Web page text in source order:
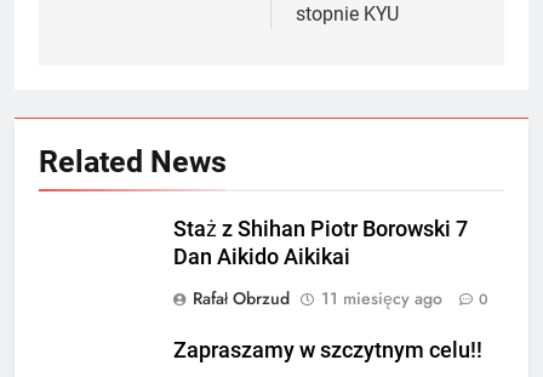
stopnie KYU
Related News
Staż z Shihan Piotr Borowski 7
Dan Aikido Aikikai
Rafał Obrzud
11 miesięcy ago 0
Zapraszamy w szczytnym celu!!